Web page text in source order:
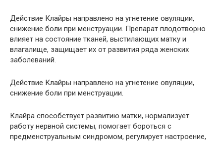
Действие Клайры направлено на угнетение овуляции,
снижение боли при менструации. Препарат плодотворно
влияет на состояние тканей, выстилающих матку и
влагалище, защищает их от развития ряда женских
заболеваний.
Действие Клайры направлено на угнетение овуляции,
снижение боли при менструации.
Клайра способствует развитию матки, нормализует
работу нервной системы, помогает бороться с
предменструальным синдромом, регулирует настроение,